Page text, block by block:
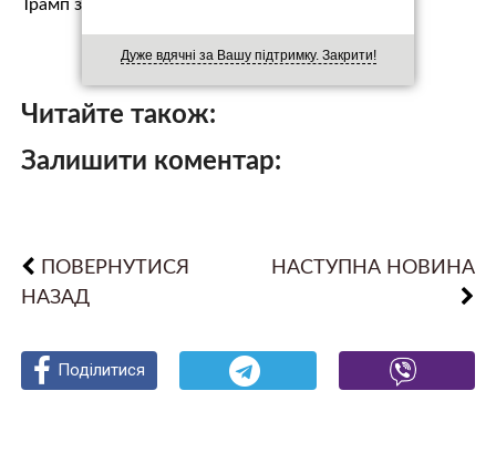
Дуже вдячні за Вашу підтримку. Закрити!
Трамп зуст…
Читайте також:
Залишити коментар:
ПОВЕРНУТИСЯ
НАЗАД
НАСТУПНА НОВИНА
Поділитися
Поділитися
Поділитися